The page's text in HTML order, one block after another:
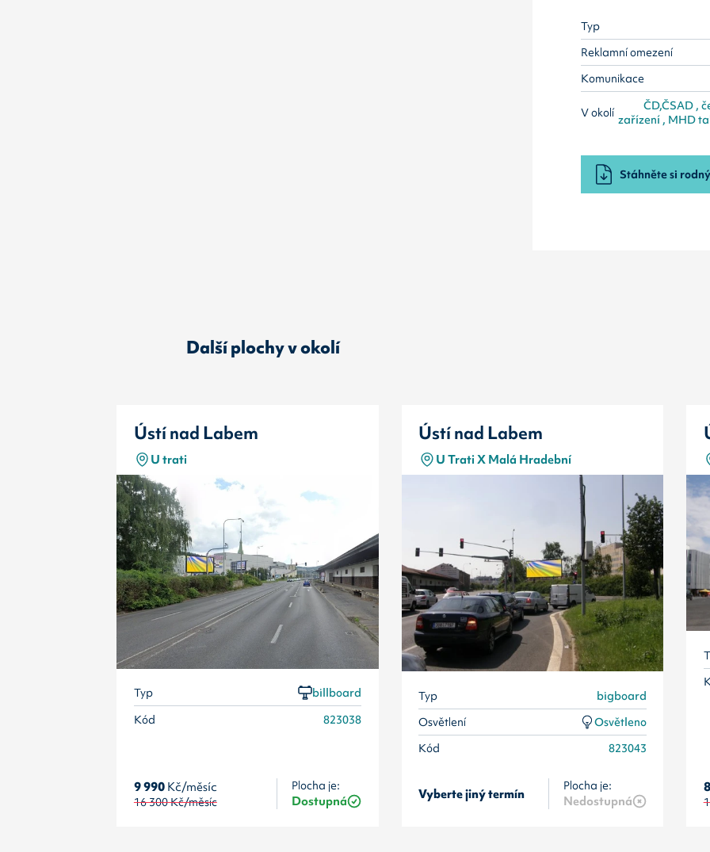
Typ
Reklamní omezení
Komunikace
V okolí
ČD,ČSAD ,
zařízení , MHD
Stáhněte si
Další plochy v okolí
Ústí nad Labem
U trati
Typ
billboard
Kód
823038
9 990Kč/měsíc
16 300Kč/měsíc
Plocha je:
Dostupná
Ústí nad Labem
U Trati X Malá Hradební
Typ
bigboard
Osvětlení
Osvětleno
Kód
823043
Vyberte jiný termín Plocha je:
Nedostupná